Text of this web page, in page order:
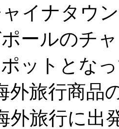
イナタウ
ールのチ
ットとな
外旅行商品
外旅行に出